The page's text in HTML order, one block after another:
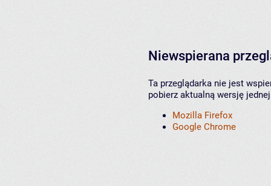
Niewspierana
Ta przeglądarka nie jest
pobierz aktualną wersję
Mozilla Firefox
Google Chrome